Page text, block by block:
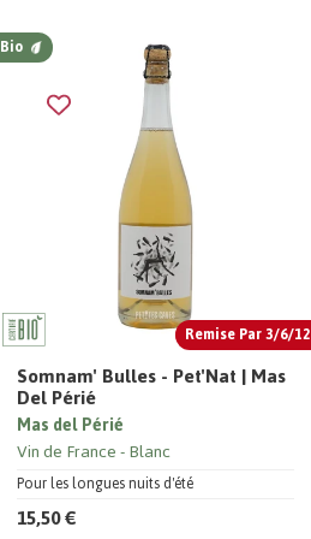
Remise Par 3/6/12
Bio
Somnam' Bulles - Pet'Nat | Mas
Del Périé
Pour les longues nuits d'été
Mas del Périé
Vin de France Blanc
15,50 €